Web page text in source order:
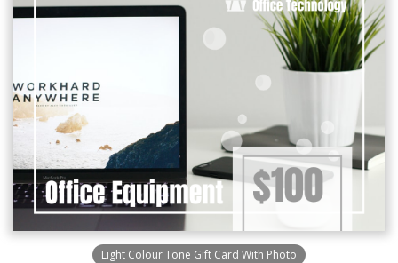
Light Colour Tone Gift Card With Photo